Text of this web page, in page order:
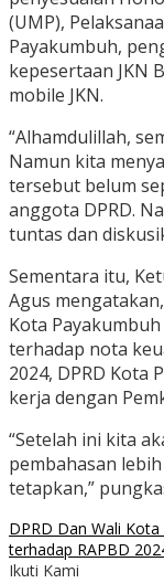
(UMP),
Payakumbuh,
kepesertaan JKN
mobile JKN.
“Alhamdulillah,
Namun kita
tersebut belum
anggota DPRD.
tuntas dan
Sementara itu,
Agus
Kota
terhadap nota
2024, DPRD Kota
kerja dengan
“Setelah ini kita
pembahasan
tetapkan,”
DPRD Dan Wali
terhadap RAPBD
Ikuti Kami